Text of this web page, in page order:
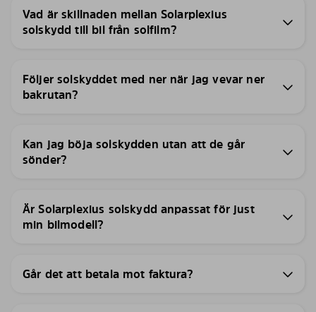
Vad är skillnaden mellan Solarplexius
solskydd till bil från solfilm?
Följer solskyddet med ner när jag vevar ner
bakrutan?
Kan jag böja solskydden utan att de går
sönder?
Är Solarplexius solskydd anpassat för just
min bilmodell?
Går det att betala mot faktura?